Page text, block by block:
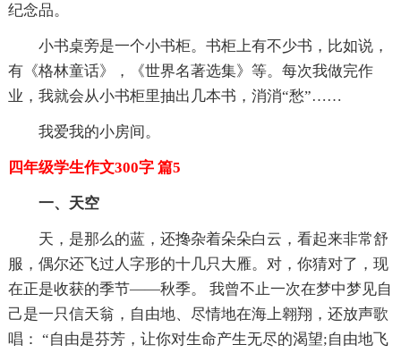
纪念品。
小书桌旁是一个小书柜。书柜上有不少书，比如说，
有《格林童话》，《世界名著选集》等。每次我做完作
业，我就会从小书柜里抽出几本书，消消“愁”……
我爱我的小房间。
四年级学生作文300字 篇5
一、天空
天，是那么的蓝，还搀杂着朵朵白云，看起来非常舒
服，偶尔还飞过人字形的十几只大雁。对，你猜对了，现
在正是收获的季节——秋季。 我曾不止一次在梦中梦见自
己是一只信天翁，自由地、尽情地在海上翱翔，还放声歌
唱： “自由是芬芳，让你对生命产生无尽的渴望;自由地飞